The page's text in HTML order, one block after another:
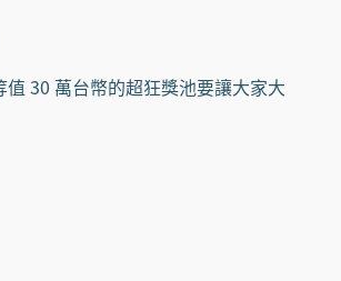
30 萬台幣的超狂獎池要讓大家大